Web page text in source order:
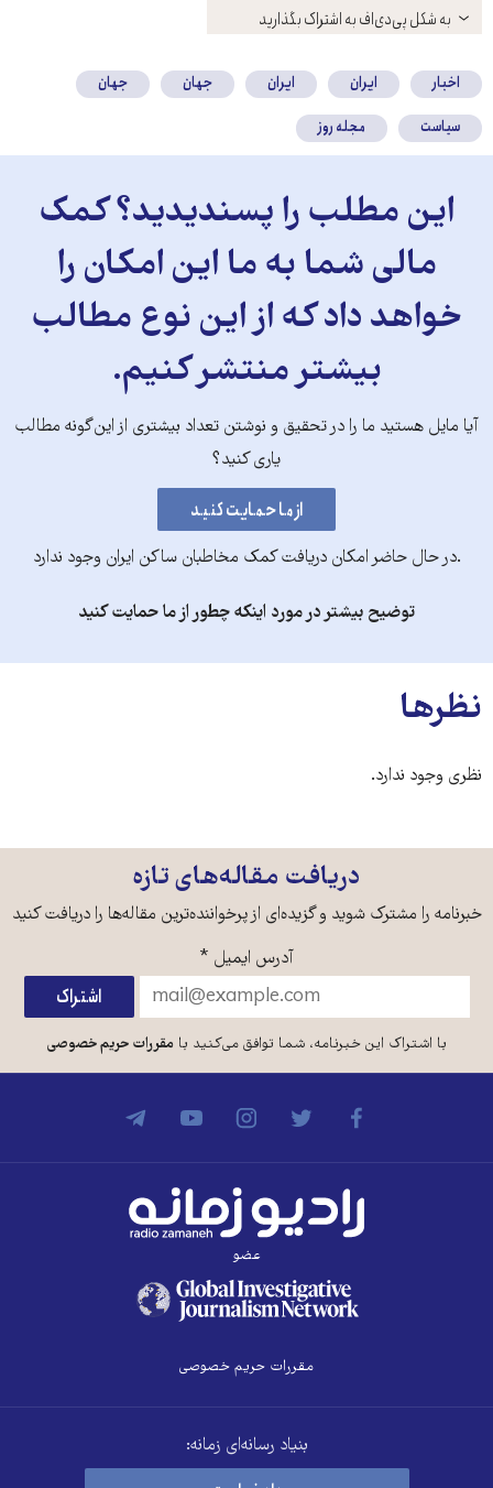
باز
کنید
به شکل پی‌دی‌اف به اشتراک بگذارید
اخبار ایران ایران جهان
جهان
سیاست
مجله روز
این مطلب را پسندیدید؟ کمک
مالی شما به ما این امکان را
خواهد داد که از این نوع مطالب
بیشتر منتشر کنیم.
آیا مایل هستید ما را در تحقیق و نوشتن تعداد بیشتری از این‌گونه مطالب
یاری کنید؟
.در حال حاضر امکان دریافت کمک مخاطبان ساکن ایران وجود ندارد
توضیح بیشتر در مورد اینکه چطور از ما حمایت کنید
نظرها
نظری وجود ندارد.
دریافت مقاله‌های تازه
خبرنامه را مشترک شوید و گزیده‌ای از پرخواننده‌ترین مقاله‌ها را دریافت کنید
آدرس ایمیل *
با اشتراک این خبرنامه، شما توافق می‌کنید بامقررات حریم خصوصی
عضو
مقررات حریم خصوصی
بنیاد رسانه‌ای زمانه: